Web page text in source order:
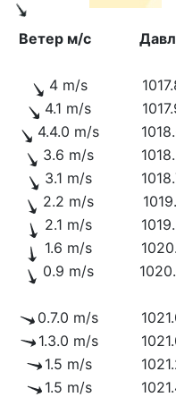
Ветер м/с
4 m/s
4.1 m/s
4.4.0 m/s
3.6 m/s
3.1 m/s
2.2 m/s
2.1 m/s
1.6 m/s
0.9 m/s
0.7.0 m/s
1.3.0 m/s
1.5 m/s
1.5 m/s